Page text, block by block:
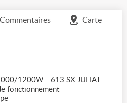
Commentaires Carte
1200W - 613 SX JULIAT
fonctionnement